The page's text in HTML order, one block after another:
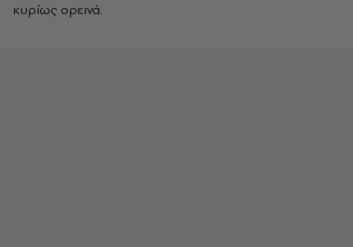
κυρίως ορεινά.